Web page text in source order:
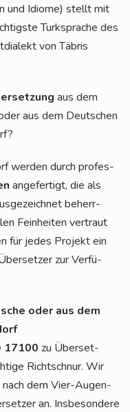
und Idio­me) stellt mit
Turk­spra­che des
von Täbris
aus dem
aus dem Deut­schen
wer­den durch pro­fes­
ange­fer­tigt, die als
beherr­
Fein­hei­ten ver­traut
für jedes Pro­jekt ein
zur Ver­fü­
oder aus dem
17100 zu Über­set­
Richt­schnur. Wir
dem Vier-Augen-
an. Ins­be­son­de­re